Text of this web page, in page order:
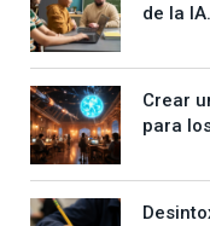
de la IA.
Crear
para